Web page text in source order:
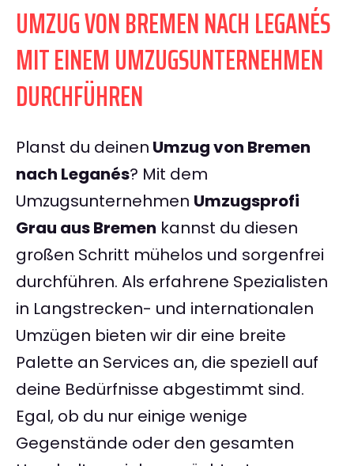
UMZUG VON BREMEN NACH LEGANÉS
MIT EINEM UMZUGSUNTERNEHMEN
DURCHFÜHREN
Planst du deinen Umzug von Bremen
nach Leganés? Mit dem
Umzugsunternehmen Umzugsprofi
Grau aus Bremen kannst du diesen
großen Schritt mühelos und sorgenfrei
durchführen. Als erfahrene Spezialisten
in Langstrecken- und internationalen
Umzügen bieten wir dir eine breite
Palette an Services an, die speziell auf
deine Bedürfnisse abgestimmt sind.
Egal, ob du nur einige wenige
Gegenstände oder den gesamten